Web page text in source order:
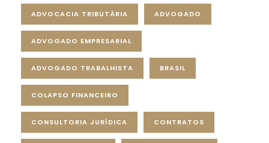
ADVOCACIA TRIBUTÁRIA ADVOGADO
ADVOGADO EMPRESARIAL
ADVOGADO TRABALHISTA BRASIL
COLAPSO FINANCEIRO
CONSULTORIA JURÍDICA CONTRATOS